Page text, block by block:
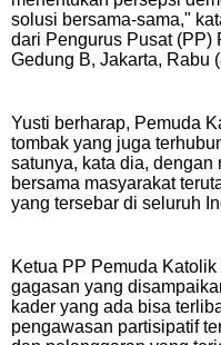
solusi bersama-sama,"
dari Pengurus Pusat (PP)
Gedung B, Jakarta, Rabu
Yusti berharap, Pemuda
tombak yang juga
satunya, kata dia,
bersama masyarakat
yang tersebar di seluruh
Ketua PP Pemuda
gagasan yang
kader yang ada bisa
pengawasan partisipatif